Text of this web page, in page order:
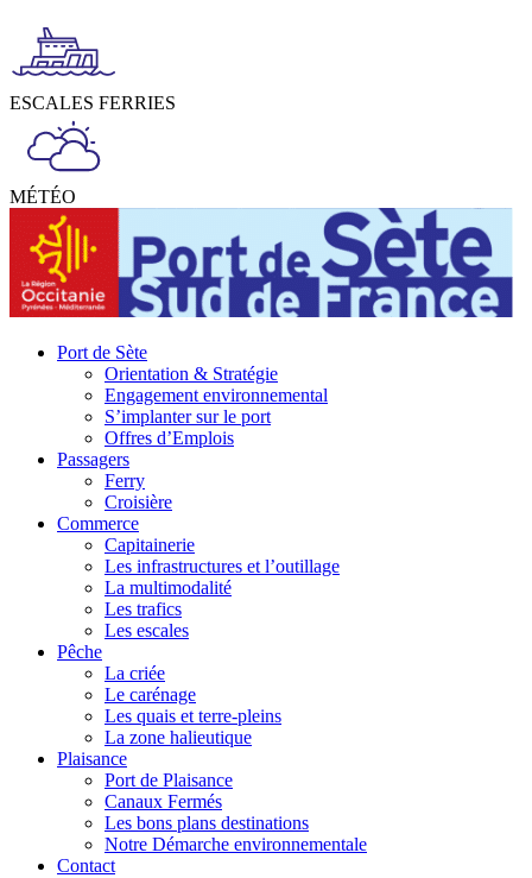
ESCALES FERRIES
MÉTÉO
Port de Sète
Orientation & Stratégie
Engagement environnemental
S’implanter sur le port
Offres d’Emplois
Passagers
Ferry
Croisière
Commerce
Capitainerie
Les infrastructures et l’outillage
La multimodalité
Les trafics
Les escales
Pêche
La criée
Le carénage
Les quais et terre-pleins
La zone halieutique
Plaisance
Port de Plaisance
Canaux Fermés
Les bons plans destinations
Notre Démarche environnementale
Contact